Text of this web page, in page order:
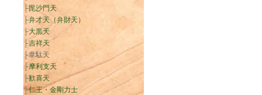
├毘沙門天
├弁才天（弁財天）
├大黒天
├吉祥天
├韋駄天
├摩利支天
├歓喜天
├仁王・金剛力士